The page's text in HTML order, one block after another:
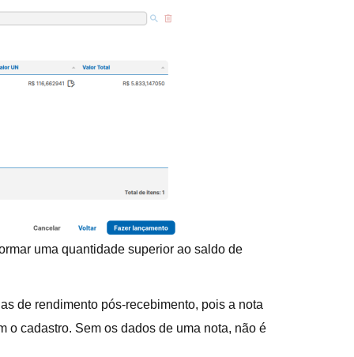
uma quantidade superior ao saldo de
de rendimento pós-recebimento, pois a nota
o cadastro. Sem os dados de uma nota, não é